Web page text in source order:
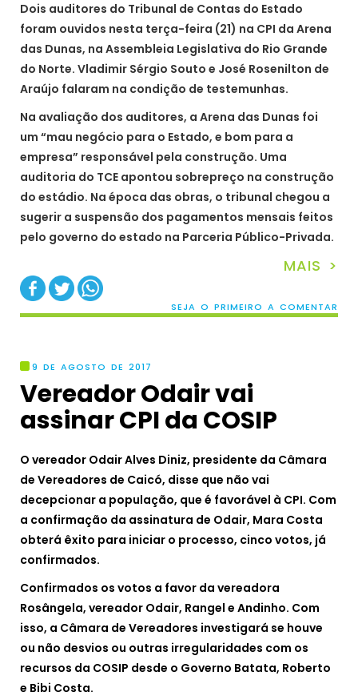
Dois auditores do Tribunal de Contas do Estado
foram ouvidos nesta terça-feira (21) na CPI da Arena
das Dunas, na Assembleia Legislativa do Rio Grande
do Norte. Vladimir Sérgio Souto e José Rosenilton de
Araújo falaram na condição de testemunhas.
Na avaliação dos auditores, a Arena das Dunas foi
um “mau negócio para o Estado, e bom para a
empresa” responsável pela construção. Uma
auditoria do TCE apontou sobrepreço na construção
do estádio. Na época das obras, o tribunal chegou a
sugerir a suspensão dos pagamentos mensais feitos
pelo governo do estado na Parceria Público-Privada.
MAIS >
SEJA O PRIMEIRO A COMENTAR
9 DE AGOSTO DE 2017
Vereador Odair vai
assinar CPI da COSIP
O vereador Odair Alves Diniz, presidente da Câmara
de Vereadores de Caicó, disse que não vai
decepcionar a população, que é favorável à CPI. Com
a confirmação da assinatura de Odair, Mara Costa
obterá êxito para iniciar o processo, cinco votos, já
confirmados.
Confirmados os votos a favor da vereadora
Rosângela, vereador Odair, Rangel e Andinho. Com
isso, a Câmara de Vereadores investigará se houve
ou não desvios ou outras irregularidades com os
recursos da COSIP desde o Governo Batata, Roberto
e Bibi Costa.